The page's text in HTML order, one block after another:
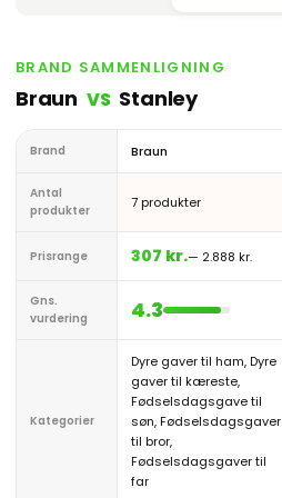
BRAND SAMMENLIGNING
Braun VS Stanley
Brand Braun
Antal
produkter
7 produkter
Prisrange 307 kr.— 2.888 kr.
Gns.
vurdering
4.3
Kategorier
Dyre gaver til ham, Dyre
gaver til kæreste,
Fødselsdagsgave til
søn, Fødselsdagsgaver
til bror,
Fødselsdagsgaver til
far